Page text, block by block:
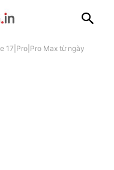
17|Pro|Pro Max từ ngày